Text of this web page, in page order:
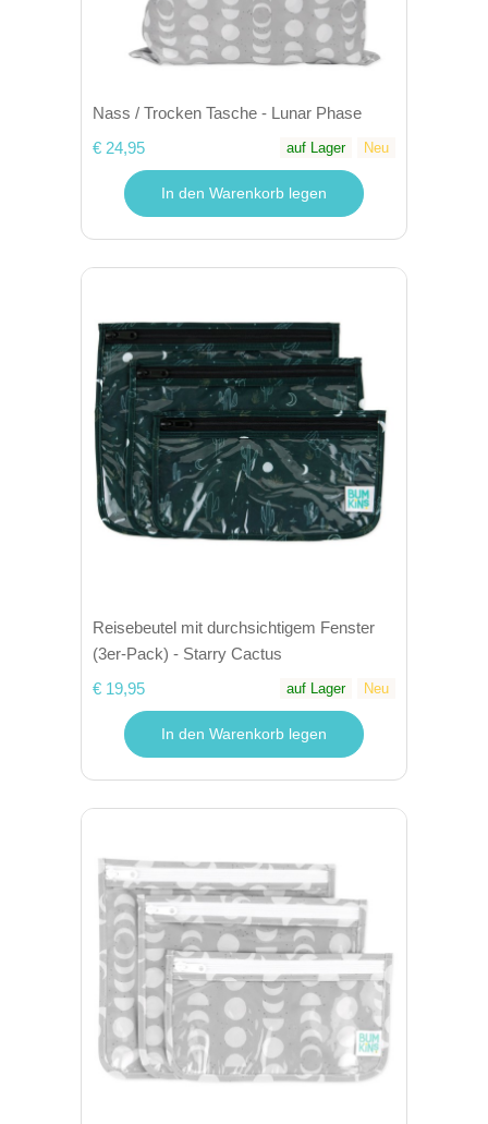
Nass / Trocken Tasche - Lunar Phase
€ 24,95
auf Lager Neu
In den Warenkorb legen
Reisebeutel mit durchsichtigem Fenster
(3er-Pack) - Starry Cactus
€ 19,95
auf Lager Neu
In den Warenkorb legen